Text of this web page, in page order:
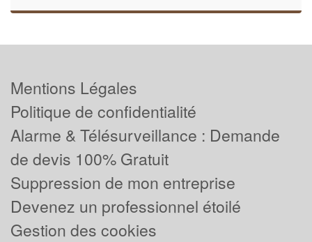
Mentions Légales
Politique de confidentialité
Alarme & Télésurveillance : Demande
de devis 100% Gratuit
Suppression de mon entreprise
Devenez un professionnel étoilé
Gestion des cookies